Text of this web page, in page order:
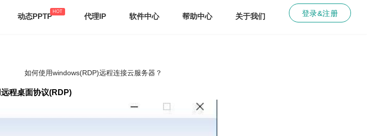
动态PPTP 代理IP 软件中心 帮助中心 关于我们 登录&注册
如何使用windows(RDP)远程连接云服务器？
远程桌面协议(RDP)